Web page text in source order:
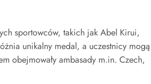
sportowców, takich jak Abel Kirui,
unikalny medal, a uczestnicy mogą
obejmowały ambasady m.in. Czech,